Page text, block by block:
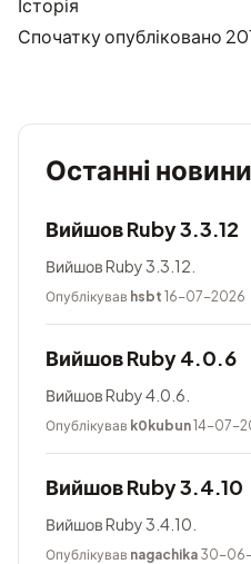
Історія
Спочатку опубліковано
Останні новини
Вийшов Ruby 3.3.12
Вийшов Ruby 3.3.12.
Опублікував hsbt 16-07-2026
Вийшов Ruby 4.0.6
Вийшов Ruby 4.0.6.
Опублікував k0kubun14-07-
Вийшов Ruby 3.4.10
Вийшов Ruby 3.4.10.
Опублікував nagachika 30-